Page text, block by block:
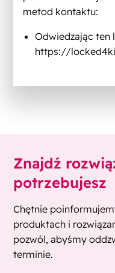
metod kontaktu:
Odwiedzając ten
https://
Znajdź
potrzebujesz
Chętnie
produktach i
pozwól, abyśmy
terminie.